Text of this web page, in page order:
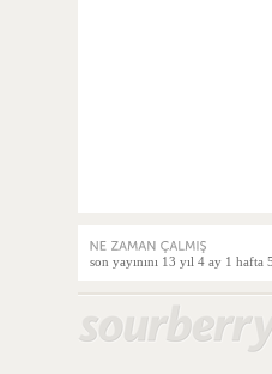
son yayınını 13 yıl 4 ay 1 hafta